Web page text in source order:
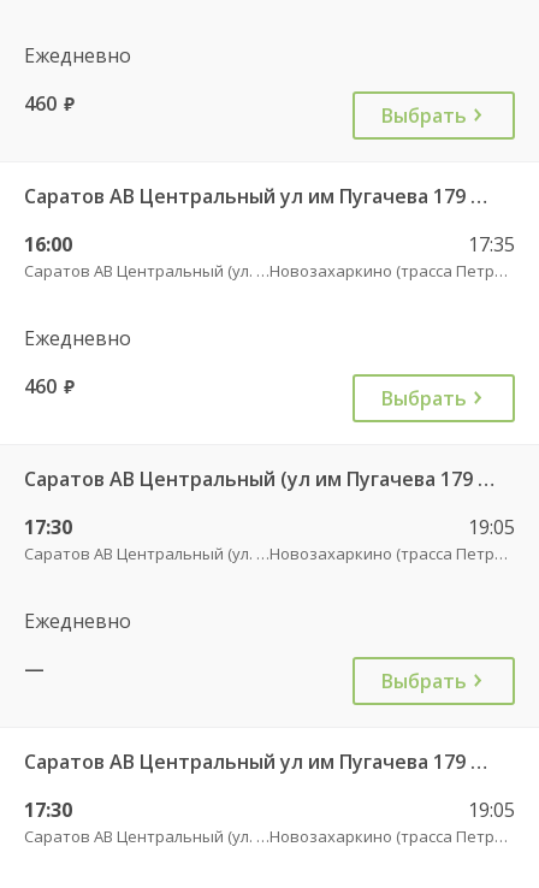
Ежедневно
460 руб. Выбрать
Саратов АВ Центральный ул им Пугачева 179 А — Петровск (ул Московская 101)
16:00
Саратов АВ Центральный (ул. им. Пугачева, 179 А)
17:35
Новозахаркино (трасса Петровск)
Ежедневно
460 руб. Выбрать
Саратов АВ Центральный (ул им Пугачева 179 А) — Пенза АВ (улица Луначарского 1) 9438
17:30
Саратов АВ Центральный (ул. им. Пугачева, 179 А)
19:05
Новозахаркино (трасса Петровск)
Ежедневно
—
Выбрать
Саратов АВ Центральный ул им Пугачева 179 А — Петровск (ул Московская 101)
17:30
Саратов АВ Центральный (ул. им. Пугачева, 179 А)
19:05
Новозахаркино (трасса Петровск)